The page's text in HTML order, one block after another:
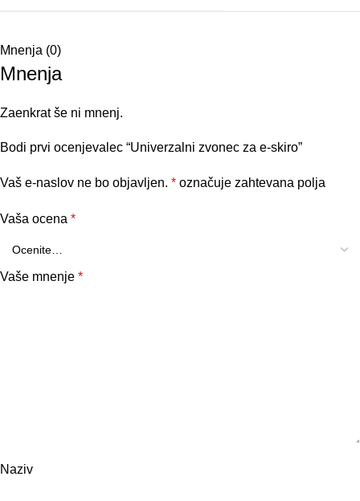
Mnenja (0)
Mnenja
Zaenkrat še ni mnenj.
Bodi prvi ocenjevalec “Univerzalni zvonec za e-skiro”
Vaš e-naslov ne bo objavljen. * označuje zahtevana polja
Vaša ocena *
Vaše mnenje *
Naziv